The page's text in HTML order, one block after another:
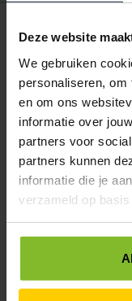
Deze website
We gebruiken
personaliseren,
en om ons
informatie over
partners voor
partners kunnen
informatie die je
verzameld op
Voor een
VOOR
EXTRA
Post stevig
VOOR